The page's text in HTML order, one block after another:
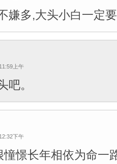
嫌多,大头小白一定
上午
吧。
下午
憧憬长年相依为命一